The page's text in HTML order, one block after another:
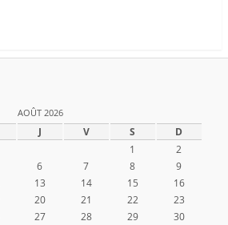
AOÛT 2026
J V S D
1
2
6 7 8
9
13 14 15
16
20 21 22
23
27 28 29
30